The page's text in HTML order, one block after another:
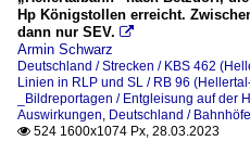
Hp Königstollen erreicht.
dann nur SEV. 
Armin Schwarz
Deutschland / Strecken / KBS 462
Linien in RLP und SL / RB 96
_Bildreportagen / Entgleisung auf der
Auswirkungen, Deutschland /
 524 1600x1074 Px, 28.03.2023